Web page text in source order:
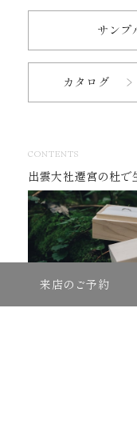
来店のご予約
サンプ
カタログ
CONTENTS
出雲大社遷宮の杜で